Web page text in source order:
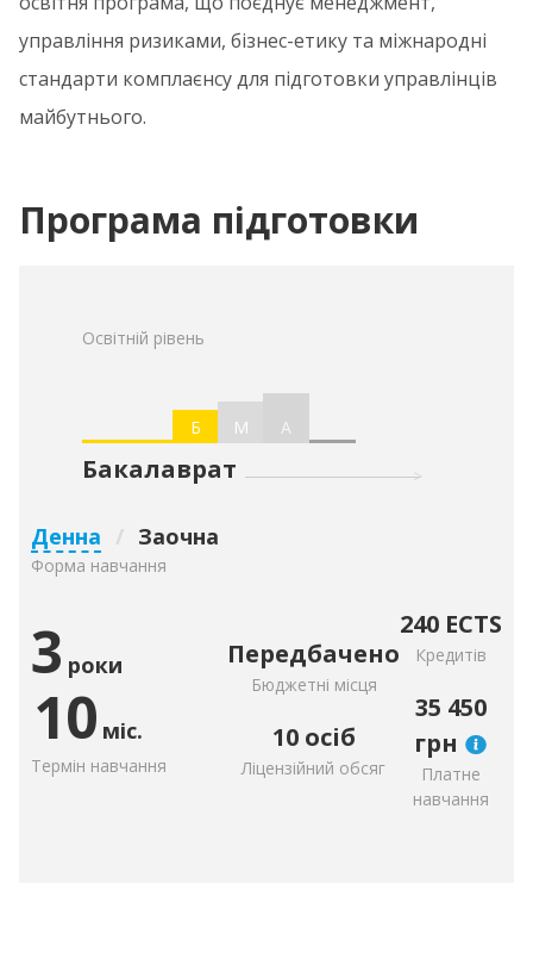
управління ризиками, бізнес-етику та міжнародні
стандарти комплаєнсу для підготовки управлінців
майбутнього.
Програма підготовки
Освітній рівень
Б М А
Бакалаврат
Денна / Заочна
Форма навчання
3 роки
10 міс.
Термін навчання
Передбачено
Бюджетні місця
10 осіб
Ліцензійний обсяг
240 ECTS
Кредитів
35 450
грн
Платне
навчання